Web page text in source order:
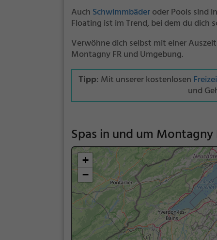
Auch Schwimmbäderoder Pools sind
Floating ist im Trend, bei dem du dich
Verwöhne dich selbst mit einer
Montagny FR und Umgebung.
Tipp: Mit unserer kostenlosen
und
Spas in und um Montagny
+
−